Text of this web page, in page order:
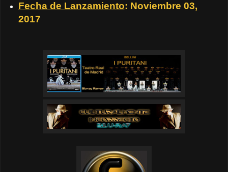
Fecha de Lanzamiento: Noviembre 03,
2017